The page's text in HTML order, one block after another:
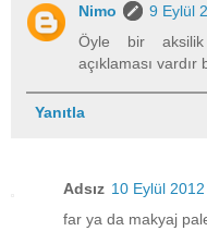
Nimo
9 Eylül
Öyle bir
açıklaması
Yanıtla
Adsız 10 Eylül
far ya da makyaj